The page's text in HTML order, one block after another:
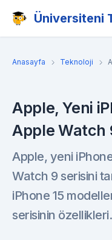
Üniversiteni
Anasayfa Teknoloji
Apple, Yeni
Apple Watch
Apple, yeni
Watch 9 serisini
iPhone 15
serisinin özellikleri.